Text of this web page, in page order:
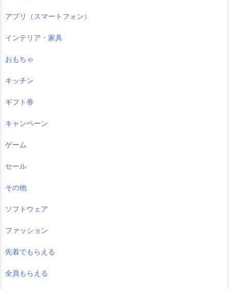
アプリ（スマートフォン）
インテリア・家具
おもちゃ
キッチン
ギフト券
キャンペーン
ゲーム
セール
その他
ソフトウェア
ファッション
先着でもらえる
全員もらえる